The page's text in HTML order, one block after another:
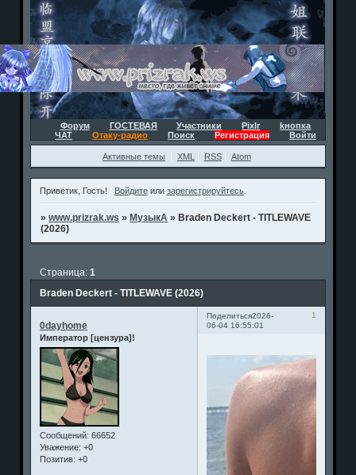
Форум ГОСТЕВАЯ Участники Pixlr
kнопка
ЧАТ
Отаку-радио Поиск Регистрация Войти
Активные темы XML RSS Atom
Приветик, Гость! Войдитеили зарегистрируйтесь.
»www.prizrak.ws » МузыкА » Braden Deckert - TITLEWAVE
(2026)
Braden Deckert - TITLEWAVE (2026)
Страница:1
Поделиться 1
2026-
06-04 16:55:01
0dayhome
Император [цензура]!
Сообщений: 66652
Уважение: +0
Позитив: +0